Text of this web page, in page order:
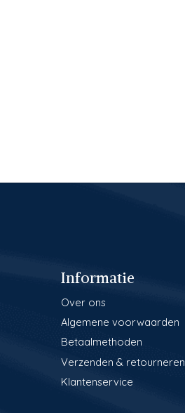
Informatie
Over ons
Algemene voorwaarden
Betaalmethoden
Verzenden & retourneren
Klantenservice